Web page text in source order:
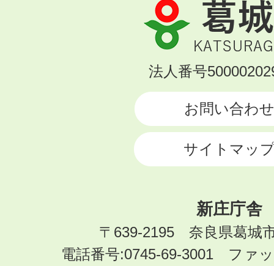
葛
城
市
KATSURAGI
法人番号
お問い合わせ
サイトマッ
新庄庁舎
〒639-2195 奈良県葛城
電話番号:0745-69-3001 ファ